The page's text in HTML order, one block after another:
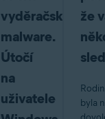
vyděračský
malware.
Útočí
na
uživatele
že
byla